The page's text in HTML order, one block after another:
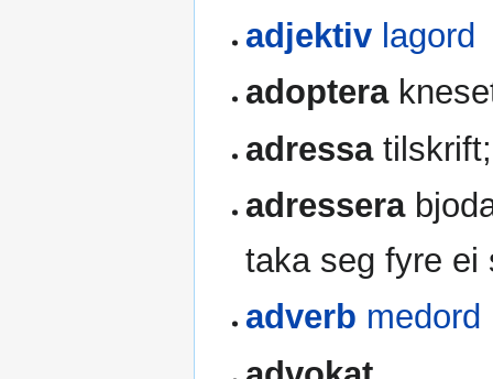
adjektiv lagord
adoptera
adressa
adressera
taka seg fyre ei
adverb medord